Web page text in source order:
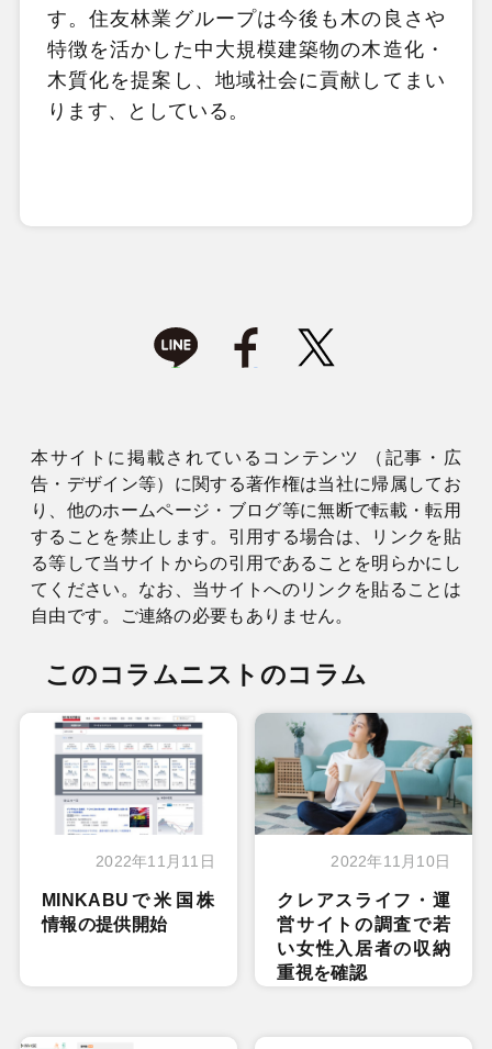
す。住友林業グループは今後も木の良さや
特徴を活かした中大規模建築物の木造化・
木質化を提案し、地域社会に貢献してまい
ります、としている。
本サイトに掲載されているコンテンツ （記事・広
告・デザイン等）に関する著作権は当社に帰属してお
り、他のホームページ・ブログ等に無断で転載・転用
することを禁止します。引用する場合は、リンクを貼
る等して当サイトからの引用であることを明らかにし
てください。なお、当サイトへのリンクを貼ることは
自由です。ご連絡の必要もありません。
このコラムニストのコラム
2022年11月11日
MINKABUで米国株
情報の提供開始
2022年11月10日
クレアスライフ・運
営サイトの調査で若
い女性入居者の収納
重視を確認